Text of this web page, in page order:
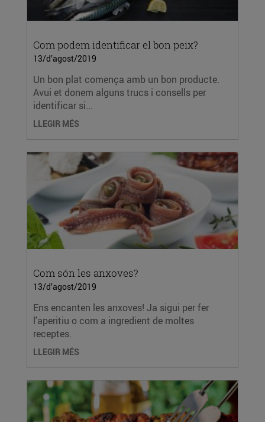
Com podem identificar el bon peix?
13/d’agost/2019
Un bon plat comença amb un bon producte.
Avui et donem alguns trucs i consells per
identificar si...
LLEGIR MÉS
Com són les anxoves?
13/d’agost/2019
Ens encanten les anxoves! Ja sigui per fer
l'aperitiu o com a ingredient de moltes
receptes.
LLEGIR MÉS